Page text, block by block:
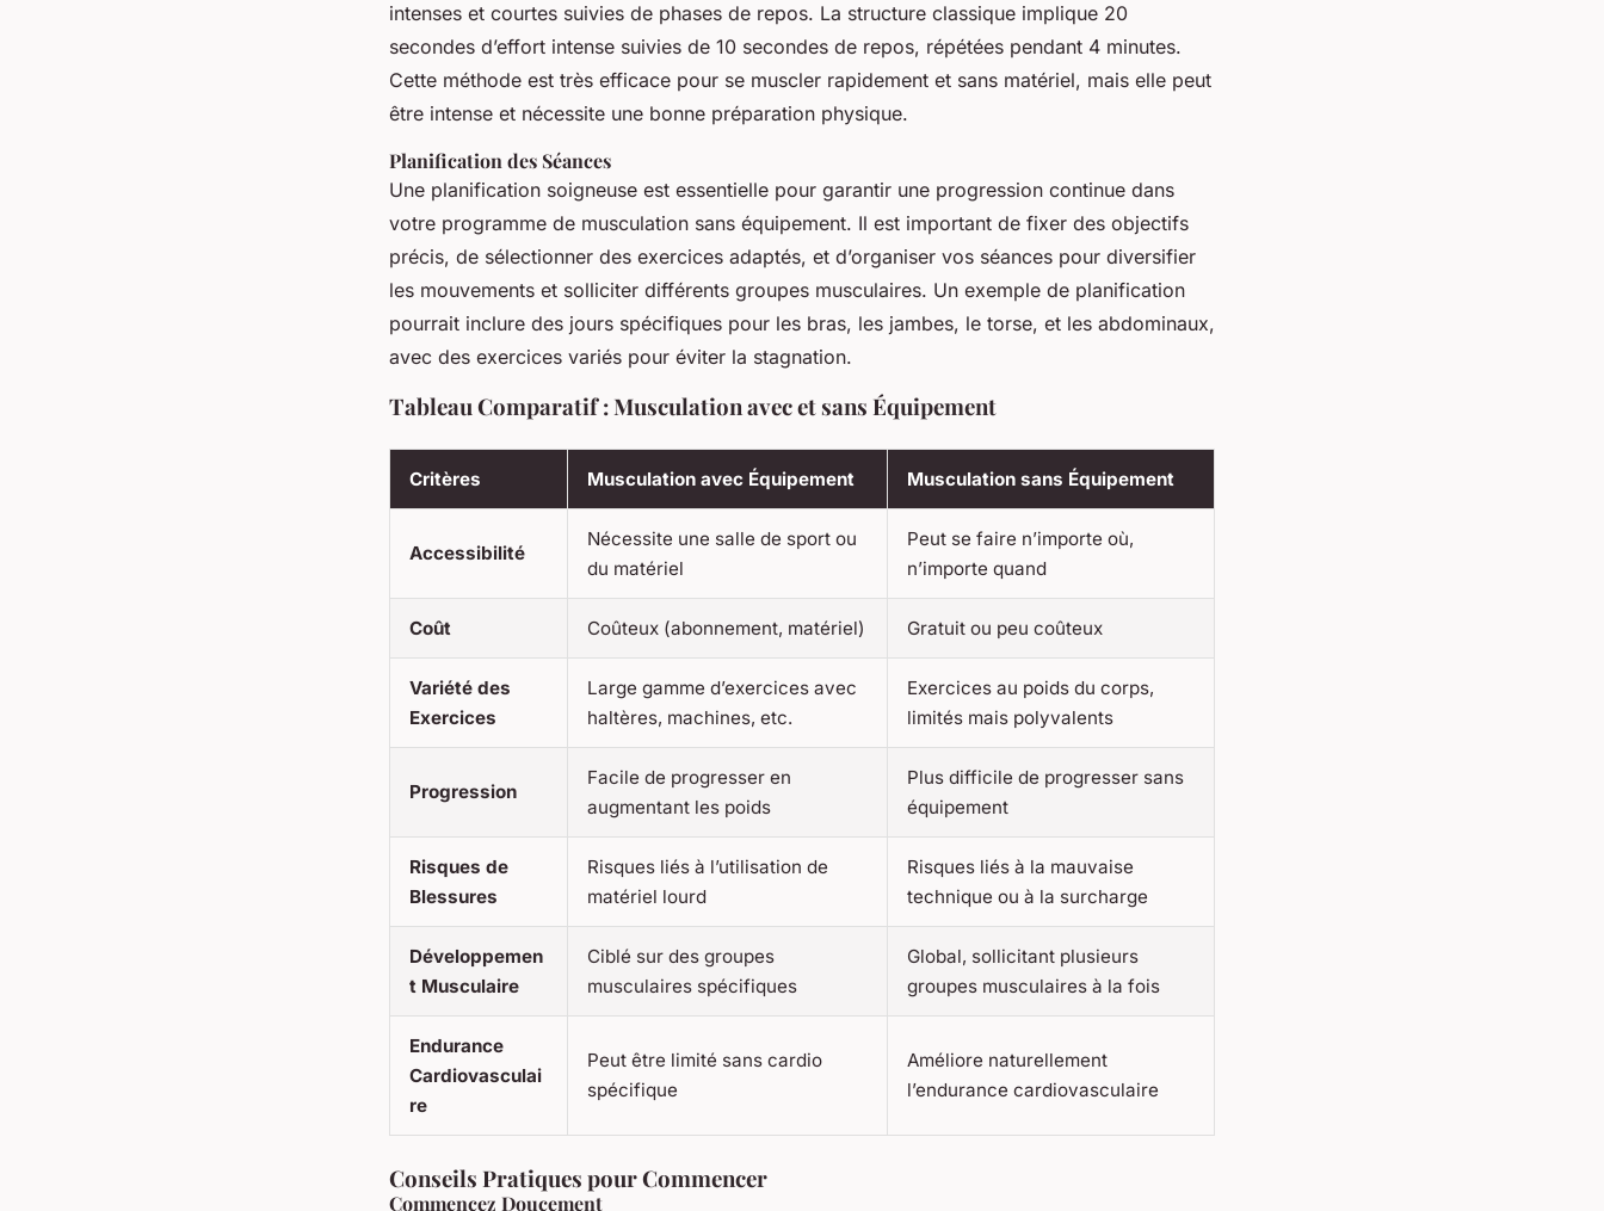
intenses et courtes suivies de phases de repos. La structure classique implique 20
secondes d’effort intense suivies de 10 secondes de repos, répétées pendant 4 minutes.
Cette méthode est très efficace pour se muscler rapidement et sans matériel, mais elle peut
être intense et nécessite une bonne préparation physique.
Planification des Séances
Une planification soigneuse est essentielle pour garantir une progression continue dans
votre programme de musculation sans équipement. Il est important de fixer des objectifs
précis, de sélectionner des exercices adaptés, et d’organiser vos séances pour diversifier
les mouvements et solliciter différents groupes musculaires. Un exemple de planification
pourrait inclure des jours spécifiques pour les bras, les jambes, le torse, et les abdominaux,
avec des exercices variés pour éviter la stagnation.
Tableau Comparatif : Musculation avec et sans Équipement
Critères Musculation avec Équipement Musculation sans Équipement
Accessibilité
Nécessite une salle de sport ou
du matériel
Peut se faire n’importe où,
n’importe quand
Coût Coûteux (abonnement, matériel) Gratuit ou peu coûteux
Variété des
Exercices
Large gamme d’exercices avec
haltères, machines, etc.
Exercices au poids du corps,
limités mais polyvalents
Progression
Facile de progresser en
augmentant les poids
Plus difficile de progresser sans
équipement
Risques de
Blessures
Risques liés à l’utilisation de
matériel lourd
Risques liés à la mauvaise
technique ou à la surcharge
Développemen
t Musculaire
Ciblé sur des groupes
musculaires spécifiques
Global, sollicitant plusieurs
groupes musculaires à la fois
Endurance
Cardiovasculai
re
Peut être limité sans cardio
spécifique
Améliore naturellement
l’endurance cardiovasculaire
Conseils Pratiques pour Commencer
Commencez Doucement